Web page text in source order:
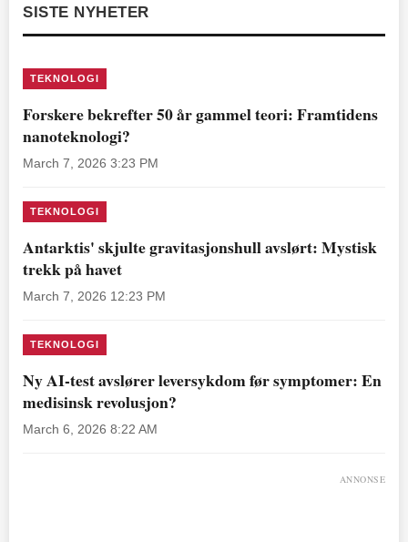
SISTE NYHETER
TEKNOLOGI
Forskere bekrefter 50 år gammel teori: Framtidens
nanoteknologi?
March 7, 2026 3:23 PM
TEKNOLOGI
Antarktis' skjulte gravitasjonshull avslørt: Mystisk
trekk på havet
March 7, 2026 12:23 PM
TEKNOLOGI
Ny AI-test avslører leversykdom før symptomer: En
medisinsk revolusjon?
March 6, 2026 8:22 AM
ANNONSE